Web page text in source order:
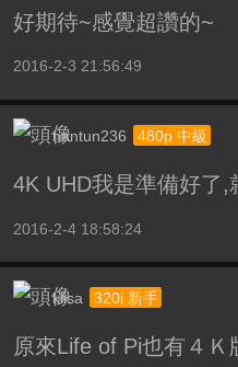
好期待~感覺超讚的~
2016-2-3 21:56:49
nantun236 480p 中級
4K UHD我是準備好了,
2016-2-4 18:58:24
klisa 320i 新手
原來Life of Pi也有４